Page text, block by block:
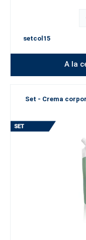
setcol15
A la
Set - Crema